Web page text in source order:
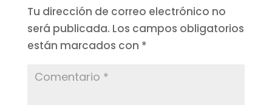
Tu dirección de correo electrónico no
será publicada. Los campos obligatorios
están marcados con *